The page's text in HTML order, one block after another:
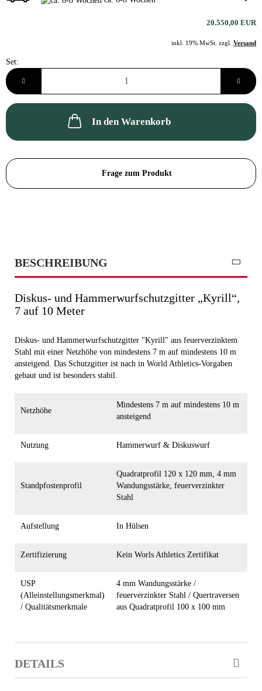
20.550,00 EUR
inkl. 19% MwSt. zzgl. Versand
Set:
Set
In den Warenkorb
Frage zum Produkt
BESCHREIBUNG
Diskus- und Hammerwurfschutzgitter „Kyrill“,
7 auf 10 Meter
Diskus- und Hammerwurfschutzgitter "Kyrill" aus feuerverzinktem
Stahl mit einer Netzhöhe von mindestens 7 m auf mindestens 10 m
ansteigend. Das Schutzgitter ist nach in World Athletics-Vorgaben
gebaut und ist besonders stabil.
Netzhöhe
Mindestens 7 m auf mindestens 10 m
ansteigend
Nutzung Hammerwurf & Diskuswurf
Standpfostenprofil
Quadratprofil 120 x 120 mm, 4 mm
Wandungsstärke, feuerverzinkter
Stahl
Aufstellung In Hülsen
Zertifizierung Kein Worls Athletics Zertifikat
USP
(Alleinstellungsmerkmal)
/ Qualitätsmerkmale
4 mm Wandungsstärke /
feuerverzinkter Stahl / Quertraversen
aus Quadratprofil 100 x 100 mm
DETAILS